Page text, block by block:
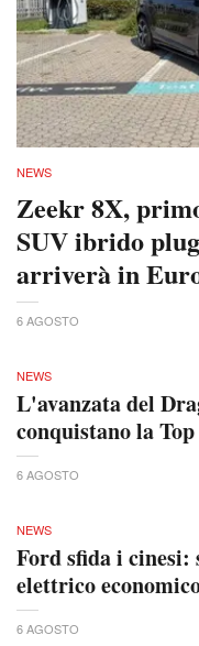
NEWS
Zeekr 8X,
SUV ibrido
arriverà in
6 AGOSTO
NEWS
L'avanzata del
conquistano la
6 AGOSTO
NEWS
Ford sfida i cinesi:
elettrico
6 AGOSTO